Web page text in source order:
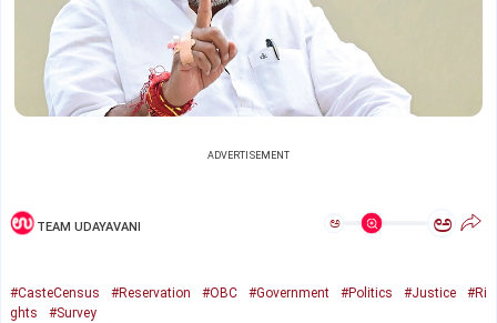
ADVERTISEMENT
TEAM UDAYAVANI ಅ ಅ
#CasteCensus #Reservation #OBC #Government #Politics #Justice
#Ri
ghts
#Survey